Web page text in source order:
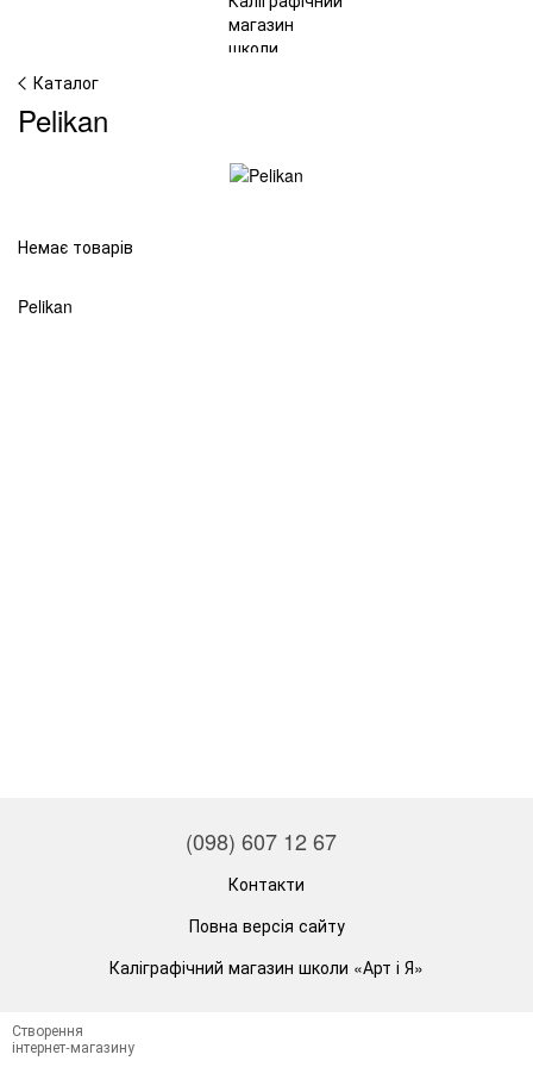
Каталог
Pelikan
Немає товарів
Pelikan
(098) 607 12 67
Контакти
Повна версія сайту
Каліграфічний магазин школи «Арт і Я»
Створення
інтернет-магазину